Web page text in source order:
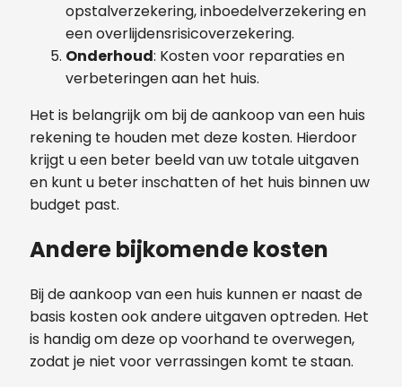
opstalverzekering, inboedelverzekering en
een overlijdensrisicoverzekering.
Onderhoud: Kosten voor reparaties en
verbeteringen aan het huis.
Het is belangrijk om bij de aankoop van een huis
rekening te houden met deze kosten. Hierdoor
krijgt u een beter beeld van uw totale uitgaven
en kunt u beter inschatten of het huis binnen uw
budget past.
Andere bijkomende kosten
Bij de aankoop van een huis kunnen er naast de
basis kosten ook andere uitgaven optreden. Het
is handig om deze op voorhand te overwegen,
zodat je niet voor verrassingen komt te staan.